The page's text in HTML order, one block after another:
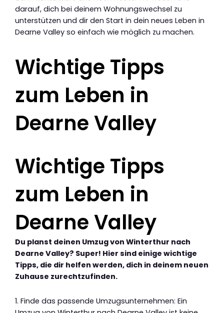
darauf, dich bei deinem Wohnungswechsel zu
unterstützen und dir den Start in dein neues Leben in
Dearne Valley so einfach wie möglich zu machen.
Wichtige Tipps
zum Leben in
Dearne Valley
Wichtige Tipps
zum Leben in
Dearne Valley
Du planst deinen Umzug von Winterthur nach
Dearne Valley? Super! Hier sind einige wichtige
Tipps, die dir helfen werden, dich in deinem neuen
Zuhause zurechtzufinden.
1. Finde das passende Umzugsunternehmen: Ein